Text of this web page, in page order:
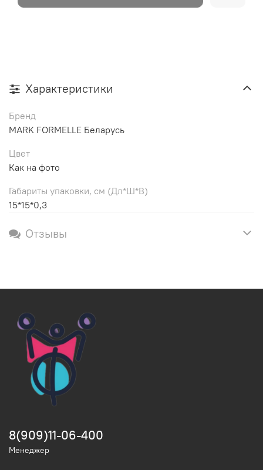
Характеристики
Бренд
MARK FORMELLE Беларусь
Цвет
Как на фото
Габариты упаковки, см (Дл*Ш*В)
15*15*0,3
Отзывы
8(909)11-06-400
Менеджер